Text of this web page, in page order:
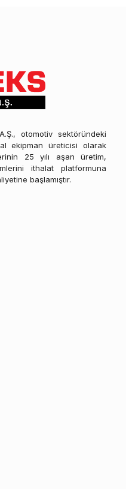
otomotiv sektöründeki
ekipman üreticisi olarak
25 yılı aşan üretim,
ithalat platformuna
başlamıştır.